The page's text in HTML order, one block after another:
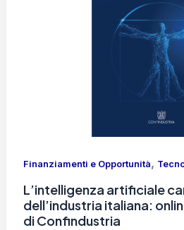
Finanziamenti e Opportunità,
L’intelligenza artificiale
dell’industria italiana:
di Confindustria